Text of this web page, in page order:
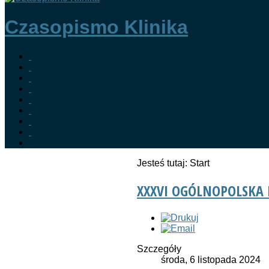
Czasopismo Klinika
Jesteś tutaj: Start
XXXVI
Szczegóły
środa, 6 listopada 2024